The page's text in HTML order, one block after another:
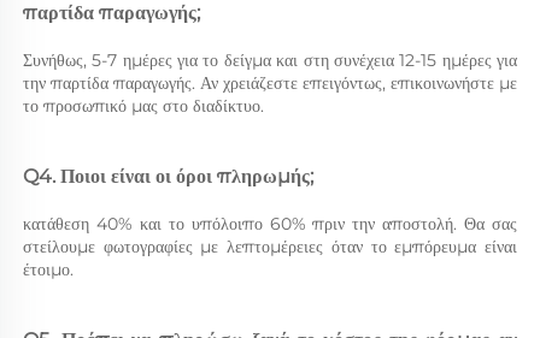
παρτίδα παραγωγής;
Συνήθως, 5-7 ημέρες για το δείγμα και στη συνέχεια 12-15 ημέρες για
την παρτίδα παραγωγής. Αν χρειάζεστε επειγόντως, επικοινωνήστε με
το προσωπικό μας στο διαδίκτυο.
Q4. Ποιοι είναι οι όροι πληρωμής;
κατάθεση 40% και το υπόλοιπο 60% πριν την αποστολή. Θα σας
στείλουμε φωτογραφίες με λεπτομέρειες όταν το εμπόρευμα είναι
έτοιμο.